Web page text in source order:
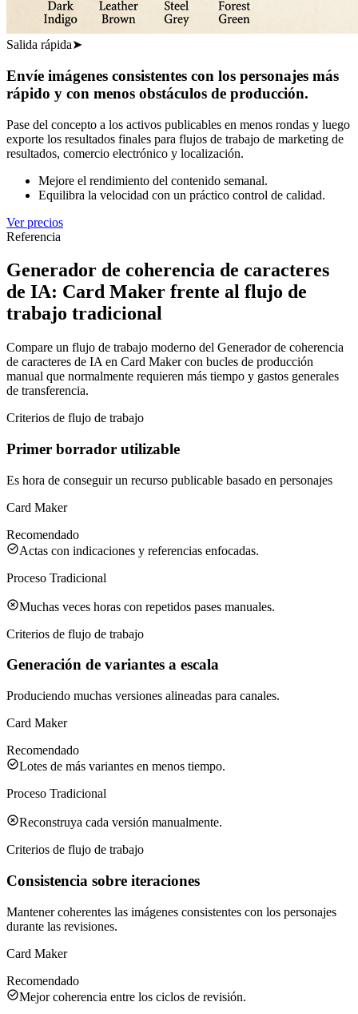
Salida rápida➤
Envíe imágenes consistentes con los personajes más
rápido y con menos obstáculos de producción.
Pase del concepto a los activos publicables en menos rondas y luego
exporte los resultados finales para flujos de trabajo de marketing de
resultados, comercio electrónico y localización.
Mejore el rendimiento del contenido semanal.
Equilibra la velocidad con un práctico control de calidad.
Ver precios
Referencia
Generador de coherencia de caracteres
de IA: Card Maker frente al flujo de
trabajo tradicional
Compare un flujo de trabajo moderno del Generador de coherencia
de caracteres de IA en Card Maker con bucles de producción
manual que normalmente requieren más tiempo y gastos generales
de transferencia.
Criterios de flujo de trabajo
Primer borrador utilizable
Es hora de conseguir un recurso publicable basado en personajes
Card Maker
Recomendado
Actas con indicaciones y referencias enfocadas.
Proceso Tradicional
Muchas veces horas con repetidos pases manuales.
Criterios de flujo de trabajo
Generación de variantes a escala
Produciendo muchas versiones alineadas para canales.
Card Maker
Recomendado
Lotes de más variantes en menos tiempo.
Proceso Tradicional
Reconstruya cada versión manualmente.
Criterios de flujo de trabajo
Consistencia sobre iteraciones
Mantener coherentes las imágenes consistentes con los personajes
durante las revisiones.
Card Maker
Recomendado
Mejor coherencia entre los ciclos de revisión.